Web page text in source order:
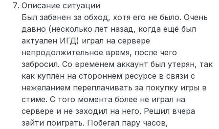
Описание ситуации
Был забанен за обход, хотя его не было. Очень
давно (несколько лет назад, когда ещё был
актуален ИГД) играл на сервере
непродолжительное время, после чего
забросил. Со временем аккаунт был утерян, так
как куплен на стороннем ресурсе в связи с
нежеланием переплачивать за покупку игры в
стиме. С того момента более не играл на
сервере и не заходил на него. Решил вчера
зайти поиграть. Побегал пару часов,